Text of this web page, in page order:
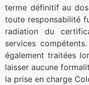
terme définitif au
toute responsabilité
radiation du
services
également traitées
laisser aucune
la prise en charge